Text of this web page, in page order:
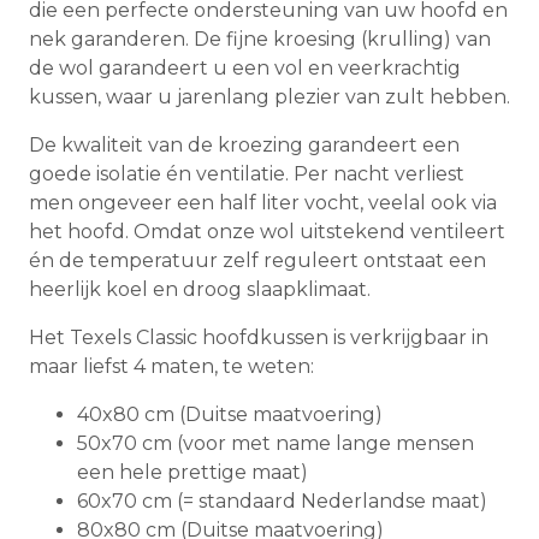
die een perfecte ondersteuning van uw hoofd en
nek garanderen. De fijne kroesing (krulling) van
de wol garandeert u een vol en veerkrachtig
kussen, waar u jarenlang plezier van zult hebben.
De kwaliteit van de kroezing garandeert een
goede isolatie én ventilatie. Per nacht verliest
men ongeveer een half liter vocht, veelal ook via
het hoofd. Omdat onze wol uitstekend ventileert
én de temperatuur zelf reguleert ontstaat een
heerlijk koel en droog slaapklimaat.
Het Texels Classic hoofdkussen is verkrijgbaar in
maar liefst 4 maten, te weten:
40x80 cm (Duitse maatvoering)
50x70 cm (voor met name lange mensen
een hele prettige maat)
60x70 cm (= standaard Nederlandse maat)
80x80 cm (Duitse maatvoering)